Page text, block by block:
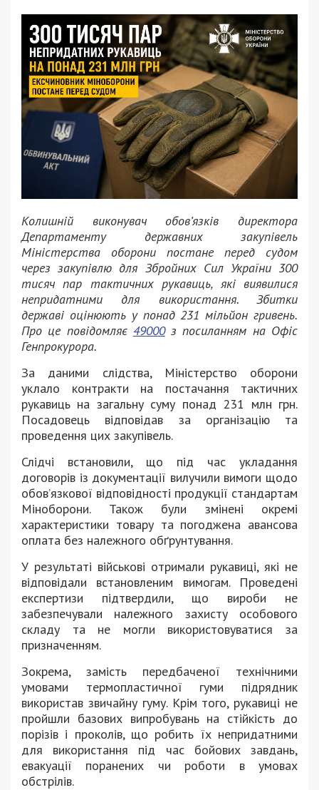
Колишній виконувач обов’язків директора
Департаменту державних закупівель
Міністерства оборони постане перед судом
через закупівлю для Збройних Сил України 300
тисяч пар тактичних рукавиць, які виявилися
непридатними для використання. Збитки
державі оцінюють у понад 231 мільйон гривень.
Про це повідомляє 49000з посиланням на Офіс
Генпрокурора.
За даними слідства, Міністерство оборони
уклало контракти на постачання тактичних
рукавиць на загальну суму понад 231 млн грн.
Посадовець відповідав за організацію та
проведення цих закупівель.
Слідчі встановили, що під час укладання
договорів із документації вилучили вимоги щодо
обов’язкової відповідності продукції стандартам
Міноборони. Також були змінені окремі
характеристики товару та погоджена авансова
оплата без належного обґрунтування.
У результаті військові отримали рукавиці, які не
відповідали встановленим вимогам. Проведені
експертизи підтвердили, що вироби не
забезпечували належного захисту особового
складу та не могли використовуватися за
призначенням.
Зокрема, замість передбаченої технічними
умовами термопластичної гуми підрядник
використав звичайну гуму. Крім того, рукавиці не
пройшли базових випробувань на стійкість до
порізів і проколів, що робить їх непридатними
для використання під час бойових завдань,
евакуації поранених чи роботи в умовах
обстрілів.